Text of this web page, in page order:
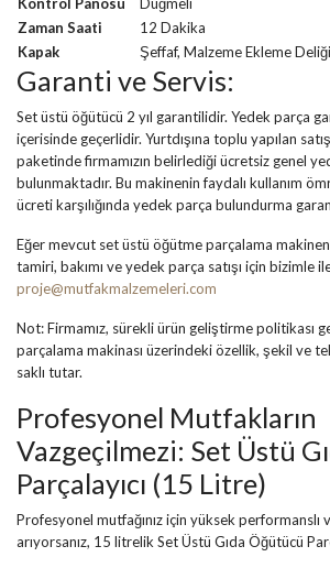
Zaman Saati
12 Dakika
Kapak
Şeffaf, Malzeme Ekleme
Garanti ve Servis:
Set üstü öğütücü 2 yıl garantilidir. Yedek parça
içerisinde geçerlidir. Yurtdışına toplu yapılan
paketinde firmamızın belirlediği ücretsiz genel
bulunmaktadır. Bu makinenin faydalı kullanım
ücreti karşılığında yedek parça bulundurma
Eğer mevcut set üstü öğütme parçalama
tamiri, bakımı ve yedek parça satışı için bizimle
proje@mutfakmalzemeleri.com
Not: Firmamız, sürekli ürün geliştirme politikası
parçalama makinası üzerindeki özellik, şekil ve
saklı tutar.
Profesyonel Mutfakların
Vazgeçilmezi: Set Üstü
Parçalayıcı (15 Litre)
Profesyonel mutfağınız için yüksek performanslı
arıyorsanız, 15 litrelik Set Üstü Gıda Öğütücü